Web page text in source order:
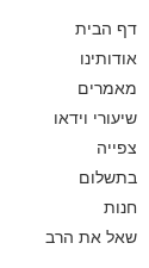
דף הבית
אודותינו
מאמרים
שיעורי וידאו
צפייה
בתשלום
חנות
שאל את הרב